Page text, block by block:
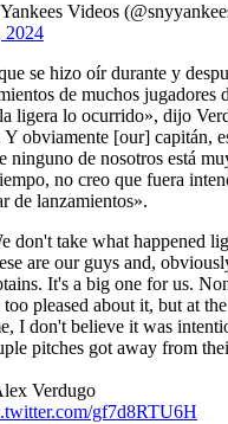
Videos
2024
se hizo oír durante y
de muchos jugadores
ligera lo ocurrido», dijo
Y obviamente [our] capitán,
ninguno de nosotros está
no creo que fuera
de lanzamientos».
don't take what happened
are our guys and,
It's a big one for us.
too pleased about it, but at
I don't believe it was
pitches got away from
Verdugo
gf7d8RTU6H